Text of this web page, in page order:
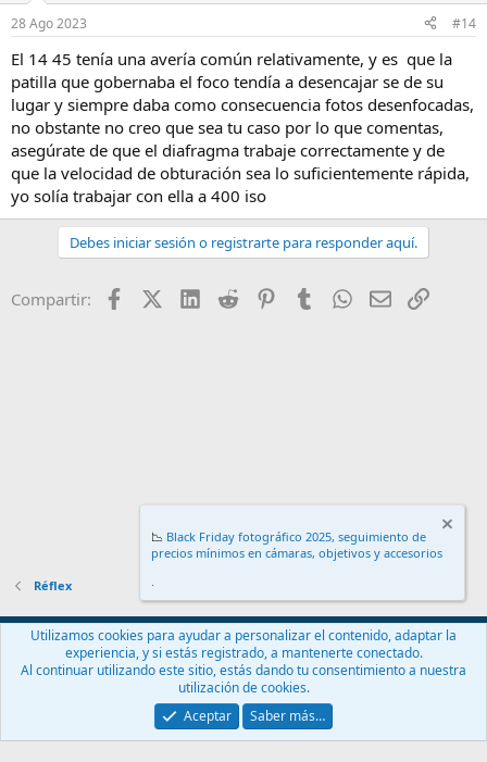
28 Ago 2023 #14
El 14 45 tenía una avería común relativamente, y es que la
patilla que gobernaba el foco tendía a desencajar se de su
lugar y siempre daba como consecuencia fotos desenfocadas,
no obstante no creo que sea tu caso por lo que comentas,
asegúrate de que el diafragma trabaje correctamente y de
que la velocidad de obturación sea lo suficientemente rápida,
yo solía trabajar con ella a 400 iso
Debes iniciar sesión o registrarte para responder aquí.
Compartir: FacebookX (Twitter)
LinkedIn
Reddit PinterestTumblr WhatsApp
EmailEnlace
Réflex
Español (ES)
Contáctanos
Términos y reglas Política de privacidad
Ayuda
Community platform by XenForo® © 2010-2024 XenForo Ltd.
📉 Black Friday fotográfico 2025, seguimiento de
precios mínimos en cámaras, objetivos y accesorios
.
Utilizamos cookies para ayudar a personalizar el contenido, adaptar la
experiencia, y si estás registrado, a mantenerte conectado.
Al continuar utilizando este sitio, estás dando tu consentimiento a nuestra
utilización de cookies.
Aceptar
Saber más…